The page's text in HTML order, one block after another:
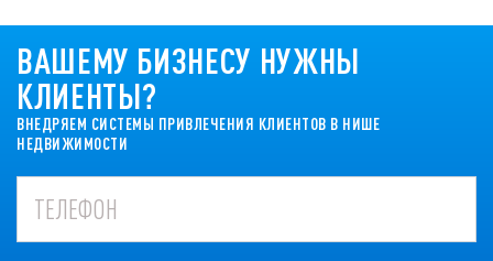
ВАШЕМУ БИЗНЕСУ НУЖНЫ
КЛИЕНТЫ?
ВНЕДРЯЕМ СИСТЕМЫ ПРИВЛЕЧЕНИЯ КЛИЕНТОВ В НИШЕ
НЕДВИЖИМОСТИ